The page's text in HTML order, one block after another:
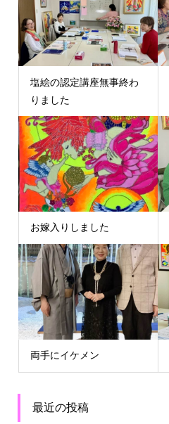
塩絵の認定講座無事終わ
りました
お嫁入りしました
両手にイケメン
最近の投稿